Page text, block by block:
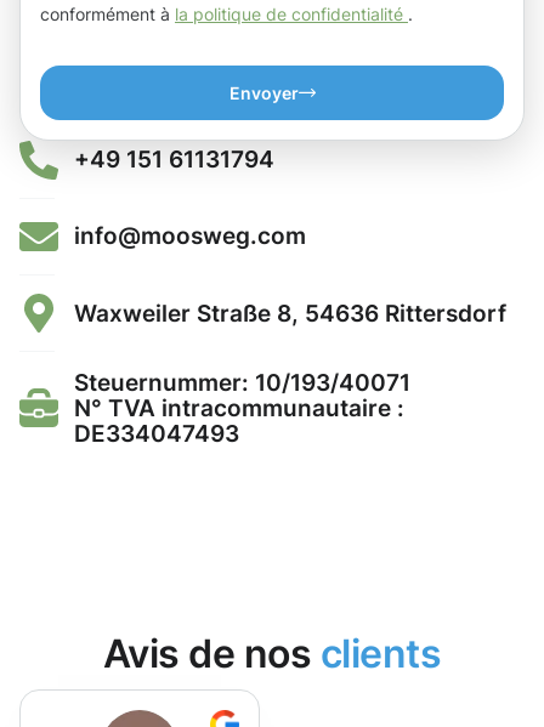
conformément à la politique de confidentialité .
Envoyer
+49 151 61131794
info@moosweg.com
Waxweiler Straße 8, 54636 Rittersdorf
Steuernummer: 10/193/40071
N° TVA intracommunautaire :
DE334047493
Avis de nos clients